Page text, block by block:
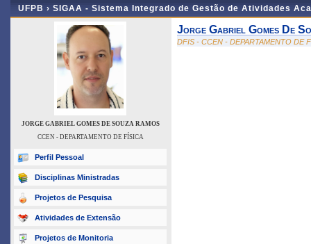
UFPB › SIGAA - Sistema Integrado de Gestão de Atividades
JORGE GABRIEL GOMES DE SOUZA RAMOS
CCEN - DEPARTAMENTO DE FÍSICA
Perfil Pessoal
Disciplinas Ministradas
Projetos de Pesquisa
Atividades de Extensão
Projetos de Monitoria
Jorge Gabriel Gomes De
DFIS - CCEN - DEPARTAMENTO DE